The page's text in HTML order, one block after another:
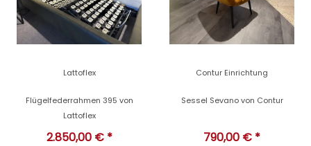
Lattoflex
Flügelfederrahmen 395 von
Lattoflex
2.850,00 € *
Contur Einrichtung
Sessel Sevano von Contur
790,00 € *